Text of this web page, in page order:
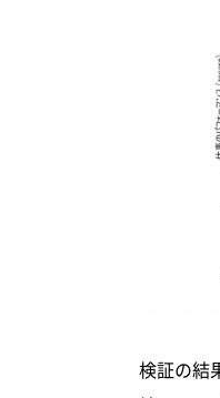
検証の結